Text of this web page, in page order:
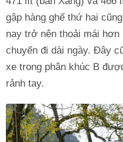
gập hàng ghế thứ hai
nay trở nên thoải mái
chuyến đi dài ngày. Đây
xe trong phân khúc B
rảnh tay.